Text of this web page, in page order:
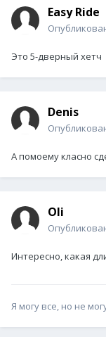
Easy Ride
Это 5-дверный хетч
Denis
А помоему класно
Oli
Интересно, какая
Я могу все, но не